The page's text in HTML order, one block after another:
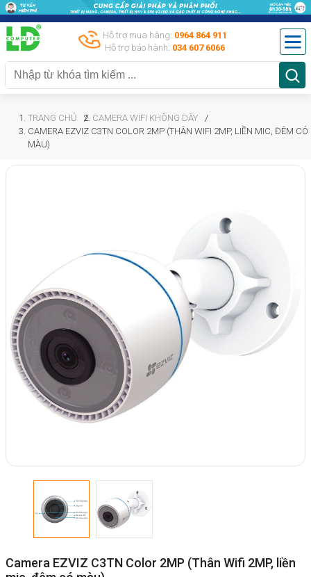
Hỗ trợ mua hàng: 0964 864 911
Hỗ trợ bảo hành: 034 607 6066
TRANG CHỦ
CAMERA WIFI KHÔNG DÂY
CAMERA EZVIZ C3TN COLOR 2MP (THÂN WIFI 2MP, LIỀN MIC, ĐÊM CÓ
MÀU)
Camera EZVIZ C3TN Color 2MP (Thân Wifi 2MP, liền